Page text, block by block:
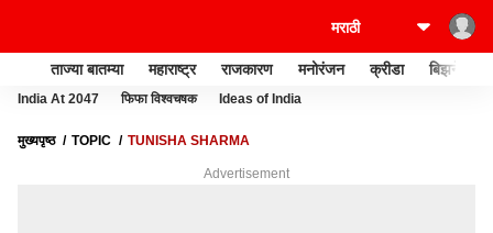
ताज्या बातम्या महाराष्ट्र राजकारण मनोरंजन क्रीडा बिझनेस
India At 2047 फिफा विश्वचषक Ideas of India
मुख्यपृष्ठ TOPIC TUNISHA SHARMA
Advertisement